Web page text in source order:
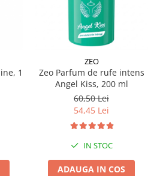
1
ZEO
Zeo Parfum de rufe intens
Angel Kiss, 200 ml
60,50 Lei
54,45 Lei
IN STOC
ADAUGA IN COS